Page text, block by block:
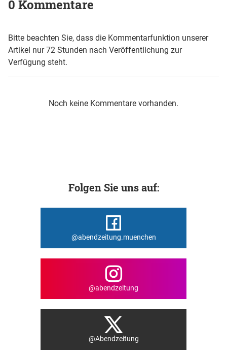
0 Kommentare
Bitte beachten Sie, dass die Kommentarfunktion unserer
Artikel nur 72 Stunden nach Veröffentlichung zur
Verfügung steht.
Noch keine Kommentare vorhanden.
Folgen Sie uns auf:
@abendzeitung.muenchen
@abendzeitung
@Abendzeitung